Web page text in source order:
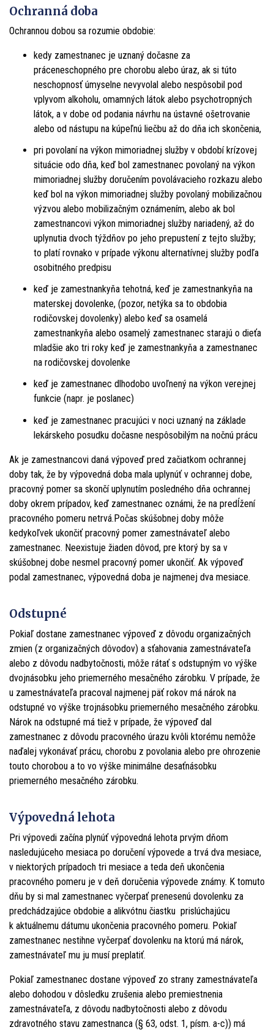
Ochranná doba
Ochrannou dobou sa rozumie obdobie:
kedy zamestnanec je uznaný dočasne za
práceneschopného pre chorobu alebo úraz, ak si túto
neschopnosť úmyselne nevyvolal alebo nespôsobil pod
vplyvom alkoholu, omamných látok alebo psychotropných
látok, a v dobe od podania návrhu na ústavné ošetrovanie
alebo od nástupu na kúpeľnú liečbu až do dňa ich skončenia,
pri povolaní na výkon mimoriadnej služby v období krízovej
situácie odo dňa, keď bol zamestnanec povolaný na výkon
mimoriadnej služby doručením povolávacieho rozkazu alebo
keď bol na výkon mimoriadnej služby povolaný mobilizačnou
výzvou alebo mobilizačným oznámením, alebo ak bol
zamestnancovi výkon mimoriadnej služby nariadený, až do
uplynutia dvoch týždňov po jeho prepustení z tejto služby;
to platí rovnako v prípade výkonu alternatívnej služby podľa
osobitného predpisu
keď je zamestnankyňa tehotná, keď je zamestnankyňa na
materskej dovolenke, (pozor, netýka sa to obdobia
rodičovskej dovolenky) alebo keď sa osamelá
zamestnankyňa alebo osamelý zamestnanec starajú o dieťa
mladšie ako tri roky keď je zamestnankyňa a zamestnanec
na rodičovskej dovolenke
keď je zamestnanec dlhodobo uvoľnený na výkon verejnej
funkcie (napr. je poslanec)
keď je zamestnanec pracujúci v noci uznaný na základe
lekárskeho posudku dočasne nespôsobilým na nočnú prácu
Ak je zamestnancovi daná výpoveď pred začiatkom ochrannej
doby tak, že by výpovedná doba mala uplynúť v ochrannej dobe,
pracovný pomer sa skončí uplynutím posledného dňa ochrannej
doby okrem prípadov, keď zamestnanec oznámi, že na predĺžení
pracovného pomeru netrvá.Počas skúšobnej doby môže
kedykoľvek ukončiť pracovný pomer zamestnávateľ alebo
zamestnanec. Neexistuje žiaden dôvod, pre ktorý by sa v
skúšobnej dobe nesmel pracovný pomer ukončiť. Ak výpoveď
podal zamestnanec, výpovedná doba je najmenej dva mesiace.
Odstupné
Pokiaľ dostane zamestnanec výpoveď z dôvodu organizačných
zmien (z organizačných dôvodov) a sťahovania zamestnávateľa
alebo z dôvodu nadbytočnosti, môže rátať s odstupným vo výške
dvojnásobku jeho priemerného mesačného zárobku. V prípade, že
u zamestnávateľa pracoval najmenej päť rokov má nárok na
odstupné vo výške trojnásobku priemerného mesačného zárobku.
Nárok na odstupné má tiež v prípade, že výpoveď dal
zamestnanec z dôvodu pracovného úrazu kvôli ktorému nemôže
naďalej vykonávať prácu, chorobu z povolania alebo pre ohrozenie
touto chorobou a to vo výške minimálne desaťnásobku
priemerného mesačného zárobku.
Výpovedná lehota
Pri výpovedi začína plynúť výpovedná lehota prvým dňom
nasledujúceho mesiaca po doručení výpovede a trvá dva mesiace,
v niektorých prípadoch tri mesiace a teda deň ukončenia
pracovného pomeru je v deň doručenia výpovede známy. K tomuto
dňu by si mal zamestnanec vyčerpať prenesenú dovolenku za
predchádzajúce obdobie a alikvótnu čiastku prislúchajúcu
k aktuálnemu dátumu ukončenia pracovného pomeru. Pokiaľ
zamestnanec nestihne vyčerpať dovolenku na ktorú má nárok,
zamestnávateľ mu ju musí preplatiť.
Pokiaľ zamestnanec dostane výpoveď zo strany zamestnávateľa
alebo dohodou v dôsledku zrušenia alebo premiestnenia
zamestnávateľa, z dôvodu nadbytočnosti alebo z dôvodu
zdravotného stavu zamestnanca (§ 63, odst. 1, písm. a-c)) má